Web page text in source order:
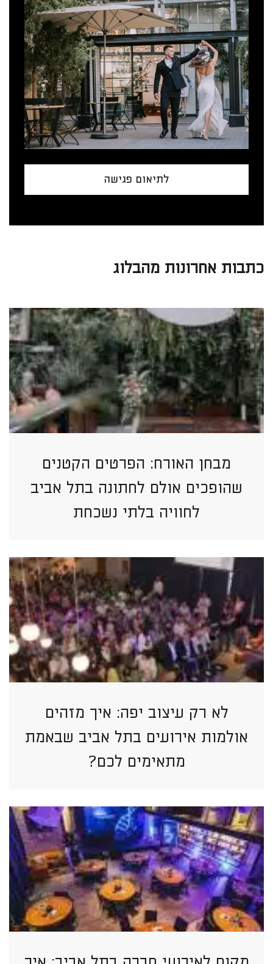
לתיאום פגישה
כתבות אחרונות מהבלוג
מבחן האורח: הפרטים הקטנים
שהופכים אולם לחתונה בתל אביב
לחוויה בלתי נשכחת
לא רק עיצוב יפה: איך מזהים
אולמות אירועים בתל אביב שבאמת
מתאימים לכם?